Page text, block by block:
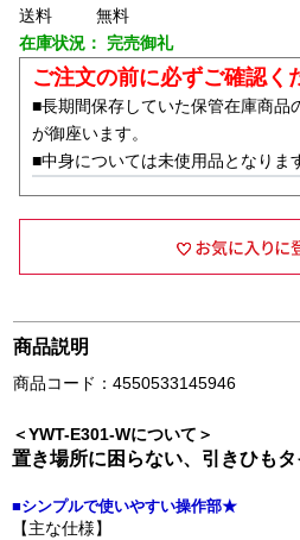
送料
無料
在庫状況： 完売御礼
ご注文の前に必ずご確認く
■長期間保存していた保管在庫商品
が御座います。
■中身については未使用品となりま
商品説明
商品コード：4550533145946
＜YWT-E301-Wについて＞
置き場所に困らない、引きひもタ
■シンプルで使いやすい操作部★
【主な仕様】